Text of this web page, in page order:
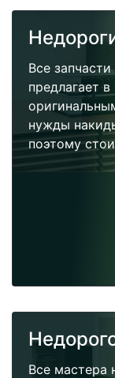
Все
предлагает
нужды
поэтому
Все мастера